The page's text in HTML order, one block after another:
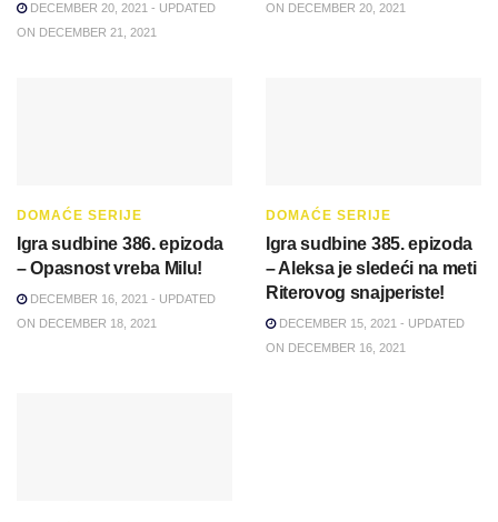
DECEMBER 20, 2021 - UPDATED
ON DECEMBER 21, 2021
ON DECEMBER 20, 2021
DOMAĆE SERIJE
Igra sudbine 386. epizoda
– Opasnost vreba Milu!
DECEMBER 16, 2021 - UPDATED
ON DECEMBER 18, 2021
DOMAĆE SERIJE
Igra sudbine 385. epizoda
– Aleksa je sledeći na meti
Riterovog snajperiste!
DECEMBER 15, 2021 - UPDATED
ON DECEMBER 16, 2021